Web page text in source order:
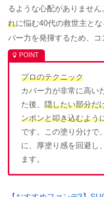
るような心配がありません
れに悩む40代の救世主と
バー力を発揮するため、コ
プロのテクニック
カバー力が非常に高い
た後、 隠したい部分だ
ンポンと叩き込むよう
です。この塗り分けで
に、厚塗り感を回避し、
ます。